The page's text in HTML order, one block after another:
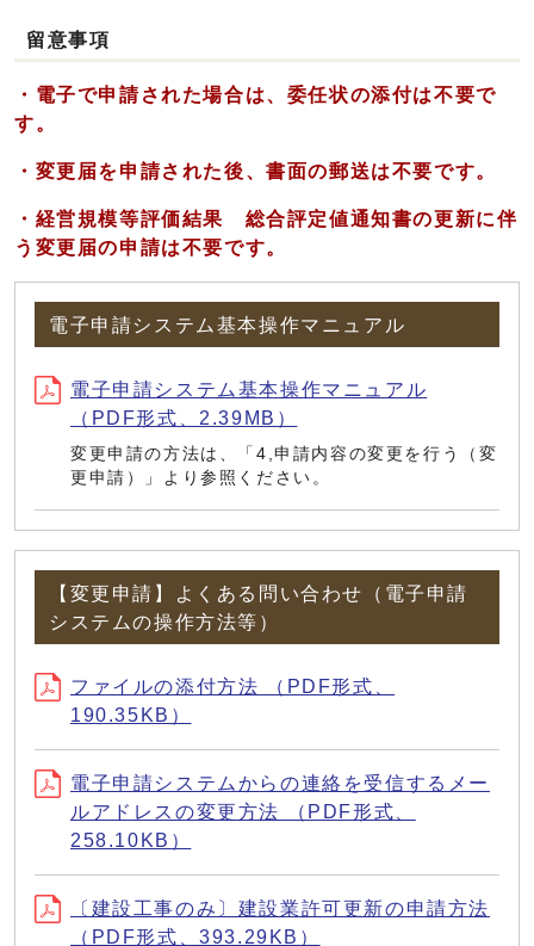
留意事項
・ 電子で申請された場合は、委任状の添付は不要で
す。
・ 変更届を申請された後、書面の郵送は不要です。
・経営規模等評価結果 総合評定値通知書の更新に伴
う変更届の申請は不要です。
電子申請システム基本操作マニュアル
電子申請システム基本操作マニュアル
（PDF形式、2.39MB）
変更申請の方法は、「4,申請内容の変更を行う（変
更申請）」より参照ください。
【変更申請】よくある問い合わせ（電子申請
システムの操作方法等）
ファイルの添付方法 （PDF形式、
190.35KB）
電子申請システムからの連絡を受信するメー
ルアドレスの変更方法 （PDF形式、
258.10KB）
〔建設工事のみ〕建設業許可更新の申請方法
（PDF形式、393.29KB）